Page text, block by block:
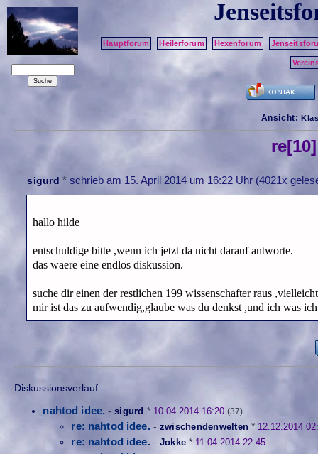
Hauptforum Heilerforum Hexenforum
Ansicht:
sigurd *schrieb am 15. April 2014 um 16:22 Uhr (4021x
hallo hilde
entschuldige bitte ,wenn ich jetzt da nicht darauf antworte.
das waere eine endlos diskussion.
suche dir einen der restlichen 199 wissenschafter raus
mir ist das zu aufwendig,glaube was du denkst ,und ich was
Diskussionsverlauf:
nahtod idee. -sigurd * 10.04.2014 16:20 (37)
re: nahtod idee.- zwischendenwelten * 12.12.2014
re: nahtod idee.- Jokke * 11.04.2014 22:45